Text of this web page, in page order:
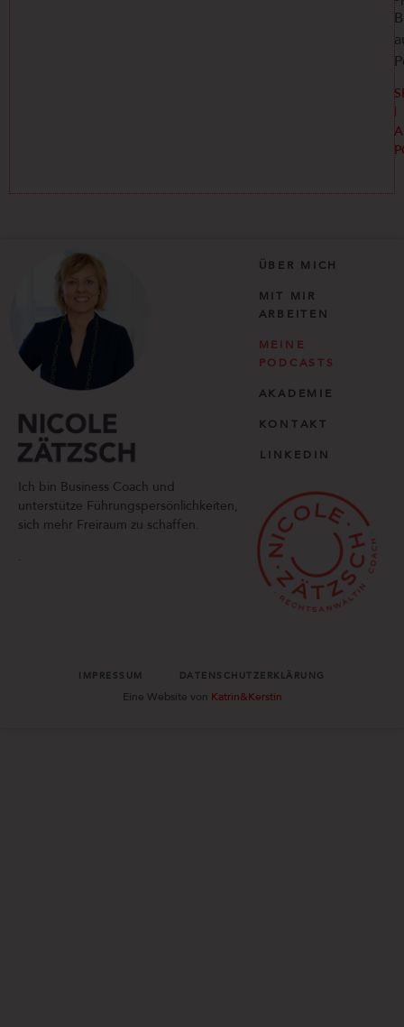
|
Ich bin Business Coach und
unterstütze Führungspersönlichkeiten,
sich mehr Freiraum zu schaffen.
ÜBER MICH
MIT MIR
ARBEITEN
MEINE
PODCASTS
AKADEMIE
KONTAKT
LINKEDIN
IMPRESSUM DATENSCHUTZERKLÄRUNG
Eine Website von Katrin&Kerstin